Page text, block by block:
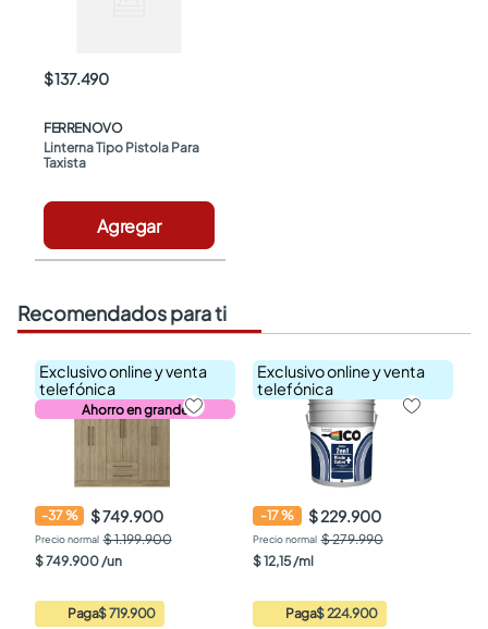
$ 137.490
FERRENOVO
Linterna Tipo Pistola Para
Taxista
Agregar
Recomendados para ti
Exclusivo online y venta
telefónica
Ahorro en grande
-37% $ 749.900
$ 1.199.900
$749.900/un
Paga$ 719.900
Exclusivo online y venta
telefónica
-17% $ 229.900
$ 279.990
$12,15/ml
Paga$ 224.900